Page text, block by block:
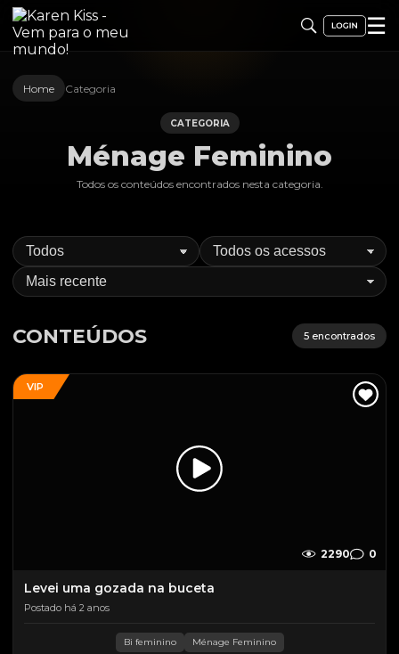
☰
Home Categoria
CATEGORIA
Ménage Feminino
Todos os conteúdos encontrados nesta categoria.
CONTEÚDOS 5 encontrados
VIP
2290 0
Levei uma gozada na buceta
Postado há 2 anos
Bi feminino Ménage Feminino